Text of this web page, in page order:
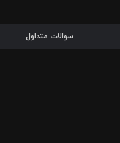
سوالات متداول